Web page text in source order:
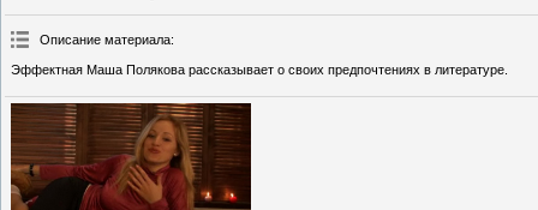
Описание материала:
Эффектная Маша Полякова рассказывает о своих предпочтениях в литературе.